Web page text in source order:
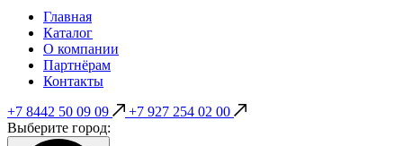
Главная
Каталог
О компании
Партнёрам
Контакты
+7 8442 50 09 09
+7 927 254 02 00
Выберите город: